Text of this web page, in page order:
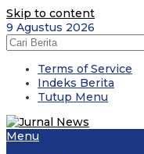
Skip to content
9 Agustus 2026
Terms of Service
Indeks Berita
Tutup Menu
Menu